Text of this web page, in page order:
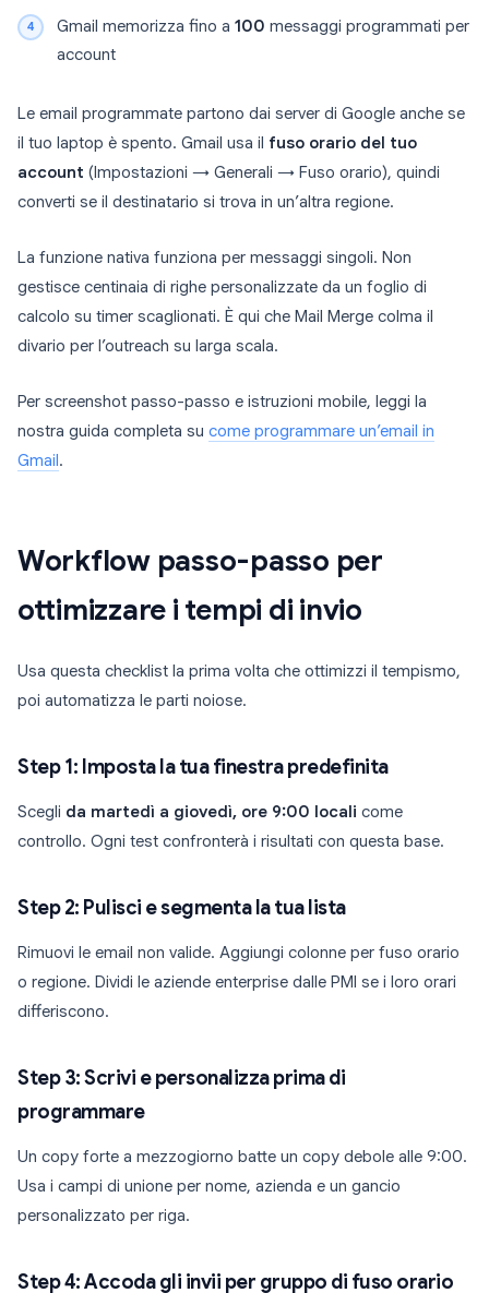
Gmail memorizza fino a 100 messaggi programmati per
account
Le email programmate partono dai server di Google anche se
il tuo laptop è spento. Gmail usa il fuso orario del tuo
account (Impostazioni → Generali → Fuso orario), quindi
converti se il destinatario si trova in un’altra regione.
La funzione nativa funziona per messaggi singoli. Non
gestisce centinaia di righe personalizzate da un foglio di
calcolo su timer scaglionati. È qui che Mail Merge colma il
divario per l’outreach su larga scala.
Per screenshot passo-passo e istruzioni mobile, leggi la
nostra guida completa su come programmare un’email in
Gmail.
Workflow passo-passo per
ottimizzare i tempi di invio
Usa questa checklist la prima volta che ottimizzi il tempismo,
poi automatizza le parti noiose.
Step 1: Imposta la tua finestra predefinita
Scegli da martedì a giovedì, ore 9:00 locali come
controllo. Ogni test confronterà i risultati con questa base.
Step 2: Pulisci e segmenta la tua lista
Rimuovi le email non valide. Aggiungi colonne per fuso orario
o regione. Dividi le aziende enterprise dalle PMI se i loro orari
differiscono.
Step 3: Scrivi e personalizza prima di
programmare
Un copy forte a mezzogiorno batte un copy debole alle 9:00.
Usa i campi di unione per nome, azienda e un gancio
personalizzato per riga.
Step 4: Accoda gli invii per gruppo di fuso orario